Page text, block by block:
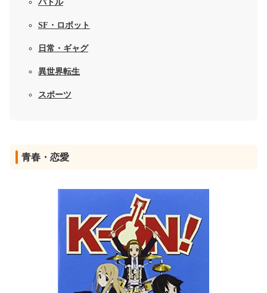
バトル
SF・ロボット
日常・ギャグ
異世界転生
スポーツ
青春・恋愛